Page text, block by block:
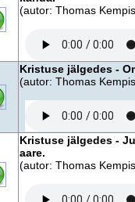
(autor: Thomas
Kristuse jälgedes -
(autor: Thomas
Kristuse jälgedes -
aare.
(autor: Thomas